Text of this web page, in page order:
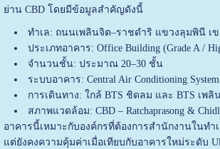
ย่าน CBD โดยมีข้อมูลสำคัญดังนี้
ทำเล: ถนนเพลินจิต–ราชดำริ แขวงลุมพินี เ
ประเภทอาคาร: Office Building (Grade A /
จำนวนชั้น: ประมาณ 20–30 ชั้น
ระบบอาคาร: Central Air Conditioning System
การเดินทาง: ใกล้ BTS ชิดลม และ BTS เพลิ
สภาพแวดล้อม: CBD – Ratchaprasong &
อาคารนี้เหมาะกับองค์กรที่ต้องการสำนักงานในทำเ
แต่ยังคงความคุ้มค่าเมื่อเทียบกับอาคารใหม่ระดับ